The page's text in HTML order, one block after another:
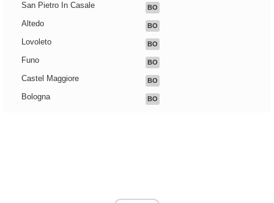
San Pietro In Casale BO
Altedo BO
Lovoleto BO
Funo BO
Castel Maggiore BO
Bologna BO